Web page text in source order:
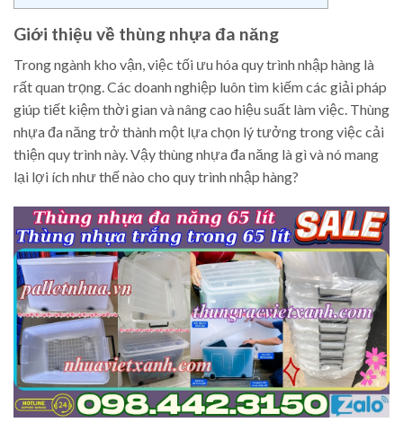
Giới thiệu về thùng nhựa đa năng
Trong ngành kho vận, việc tối ưu hóa quy trình nhập hàng là
rất quan trọng. Các doanh nghiệp luôn tìm kiếm các giải pháp
giúp tiết kiệm thời gian và nâng cao hiệu suất làm việc. Thùng
nhựa đa năng trở thành một lựa chọn lý tưởng trong việc cải
thiện quy trình này. Vậy thùng nhựa đa năng là gì và nó mang
lại lợi ích như thế nào cho quy trình nhập hàng?